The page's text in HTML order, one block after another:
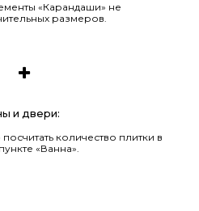
«Карандаши» не
размеров.
и двери:
количество плитки в
«Ванна».